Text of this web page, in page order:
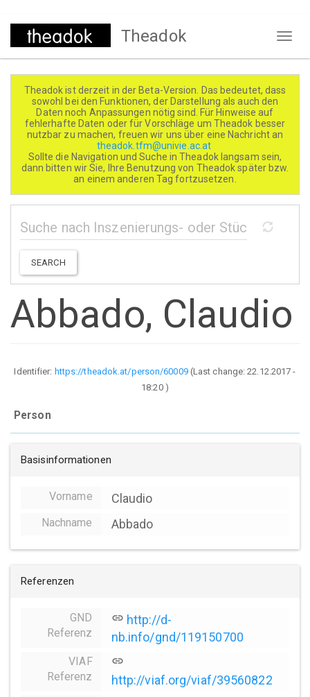
Direkt
Theadok
Theadok ist derzeit in der Beta-Version. Das bedeutet, dass
sowohl bei den Funktionen, der Darstellung als auch den
Daten noch Anpassungen nötig sind. Für Hinweise auf
fehlerhafte Daten oder für Vorschläge um Theadok besser
nutzbar zu machen, freuen wir uns über eine Nachricht an
theadok.tfm@univie.ac.at
Sollte die Navigation und Suche in Theadok langsam sein,
dann bitten wir Sie, Ihre Benutzung von Theadok später bzw.
an einem anderen Tag fortzusetzen.
SEARCH
Abbado, Claudio
Identifier: https://theadok.at/person/60009(Last change:22.12.2017 -
18:20)
Person
Basisinformationen
Vorname Claudio
Nachname Abbado
Referenzen
GND
Referenz
link http://d-
nb.info/gnd/119150700
VIAF
Referenz
link
http://viaf.org/viaf/39560822